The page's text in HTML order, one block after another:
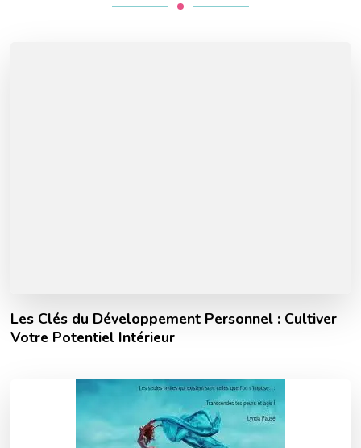
Les Clés du Développement Personnel : Cultiver
Votre Potentiel Intérieur